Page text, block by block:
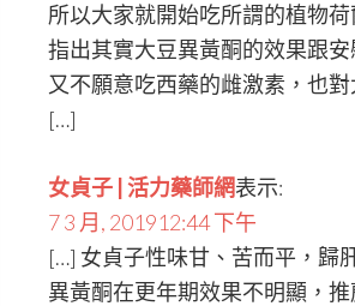
所以大家就開始吃所謂的植物
指出其實大豆異黃酮的效果跟
又不願意吃西藥的雌激素，也
[…]
女貞子 | 活力藥師網表示:
7 3 月, 201912:44 下午
[…] 女貞子性味甘、苦而平，歸
異黃酮在更年期效果不明顯，